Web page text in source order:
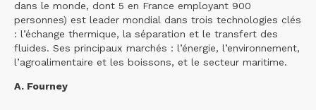
dans le monde, dont 5 en France employant 900
personnes) est leader mondial dans trois technologies clés
: l’échange thermique, la séparation et le transfert des
fluides. Ses principaux marchés : l’énergie, l’environnement,
l’agroalimentaire et les boissons, et le secteur maritime.
A. Fourney